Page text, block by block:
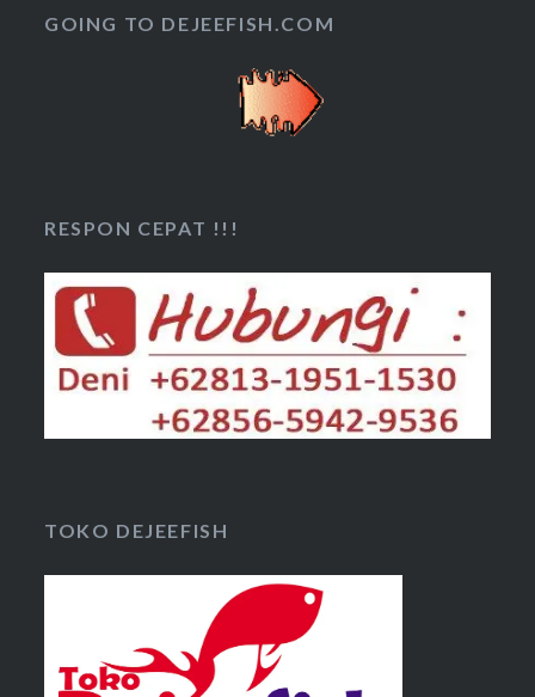
GOING TO DEJEEFISH.COM
RESPON CEPAT !!!
TOKO DEJEEFISH